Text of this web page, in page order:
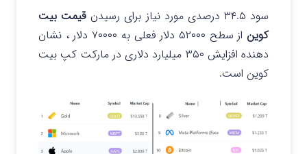
سود ۳۴.۵ درصدی مورد نیاز برای رسیدن
قیمت بیت
کوین
از سطح ۵۲۰۰۰ دلار فعلی به ۷۰۰۰۰ دلار ، نشان
دهنده افزایش ۳۵۰ میلیارد دلاری در مارکت کپ بیت
کوین است.